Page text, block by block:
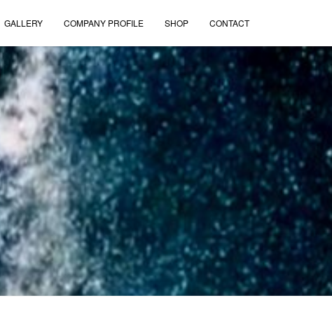
GALLERY COMPANY PROFILE SHOP CONTACT